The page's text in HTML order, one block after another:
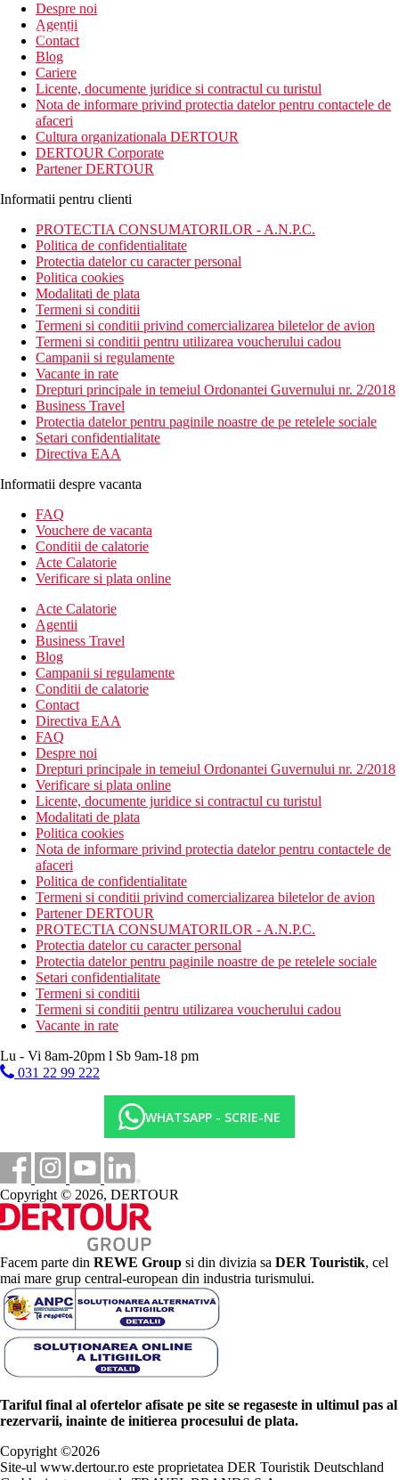
newsletter!
Despre noi
Agentii
Contact
Blog
Cariere
Licente, documente juridice si contractul cu turistul
Nota de informare privind protectia datelor pentru contactele de
afaceri
Cultura organizationala DERTOUR
DERTOUR Corporate
Partener DERTOUR
Informatii pentru clienti
PROTECTIA CONSUMATORILOR - A.N.P.C.
Politica de confidentialitate
Protectia datelor cu caracter personal
Politica cookies
Modalitati de plata
Termeni si conditii
Termeni si conditii privind comercializarea biletelor de avion
Termeni si conditii pentru utilizarea voucherului cadou
Campanii si regulamente
Vacante in rate
Drepturi principale in temeiul Ordonantei Guvernului nr. 2/2018
Business Travel
Protectia datelor pentru paginile noastre de pe retelele sociale
Setari confidentialitate
Directiva EAA
Informatii despre vacanta
FAQ
Vouchere de vacanta
Conditii de calatorie
Acte Calatorie
Verificare si plata online
Acte Calatorie
Agentii
Business Travel
Blog
Campanii si regulamente
Conditii de calatorie
Contact
Directiva EAA
FAQ
Despre noi
Drepturi principale in temeiul Ordonantei Guvernului nr. 2/2018
Verificare si plata online
Licente, documente juridice si contractul cu turistul
Modalitati de plata
Politica cookies
Nota de informare privind protectia datelor pentru contactele de
afaceri
Politica de confidentialitate
Termeni si conditii privind comercializarea biletelor de avion
Partener DERTOUR
PROTECTIA CONSUMATORILOR - A.N.P.C.
Protectia datelor cu caracter personal
Protectia datelor pentru paginile noastre de pe retelele sociale
Setari confidentialitate
Termeni si conditii
Termeni si conditii pentru utilizarea voucherului cadou
Vacante in rate
Lu - Vi 8am-20pm l Sb 9am-18 pm
031 22 99 222
WHATSAPP - SCRIE-NE
Copyright © 2026, DERTOUR
Facem parte din REWE Group si din divizia sa DER Touristik, cel
mai mare grup central-european din industria turismului.
Tariful final al ofertelor afisate pe site se regaseste in ultimul pas al
rezervarii, inainte de initierea procesului de plata.
Copyright ©2026
Site-ul www.dertour.ro este proprietatea DER Touristik Deutschland